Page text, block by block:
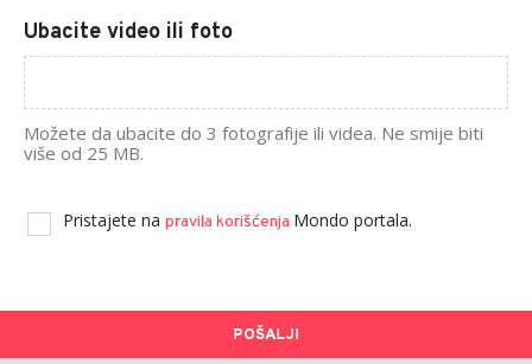
Ubacite video ili foto
Možete da ubacite do 3 fotografije ili videa. Ne smije biti
više od 25 MB.
Pristajete na pravila korišćenja Mondo portala.
POŠALJI